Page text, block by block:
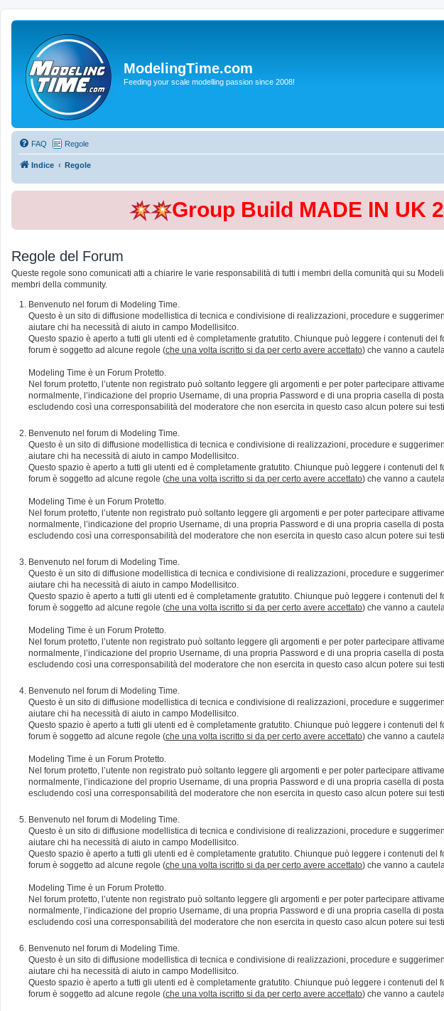
ModelingTime.com
Feeding your scale modelling passion since 2008!
FAQ Regole
Indice Regole
Group Build MADE IN UK
Regole del Forum
Queste regole sono comunicati atti a chiarire le varie responsabilità di tutti i membri della comunità qui su
membri della community.
Benvenuto nel forum di Modeling Time.
Questo è un sito di diffusione modellistica di tecnica e condivisione di realizzazioni, procedure e
aiutare chi ha necessità di aiuto in campo Modellisitco.
Questo spazio è aperto a tutti gli utenti ed è completamente gratutito. Chiunque può leggere i contenuti
forum è soggetto ad alcune regole (che una volta iscritto si da per certo avere accettato) che vanno a
Modeling Time è un Forum Protetto.
Nel forum protetto, l’utente non registrato può soltanto leggere gli argomenti e per poter partecipare
normalmente, l’indicazione del proprio Username, di una propria Password e di una propria casella di
escludendo così una corresponsabilità del moderatore che non esercita in questo caso alcun potere sui
Benvenuto nel forum di Modeling Time.
Questo è un sito di diffusione modellistica di tecnica e condivisione di realizzazioni, procedure e
aiutare chi ha necessità di aiuto in campo Modellisitco.
Questo spazio è aperto a tutti gli utenti ed è completamente gratutito. Chiunque può leggere i contenuti
forum è soggetto ad alcune regole (che una volta iscritto si da per certo avere accettato) che vanno a
Modeling Time è un Forum Protetto.
Nel forum protetto, l’utente non registrato può soltanto leggere gli argomenti e per poter partecipare
normalmente, l’indicazione del proprio Username, di una propria Password e di una propria casella di
escludendo così una corresponsabilità del moderatore che non esercita in questo caso alcun potere sui
Benvenuto nel forum di Modeling Time.
Questo è un sito di diffusione modellistica di tecnica e condivisione di realizzazioni, procedure e
aiutare chi ha necessità di aiuto in campo Modellisitco.
Questo spazio è aperto a tutti gli utenti ed è completamente gratutito. Chiunque può leggere i contenuti
forum è soggetto ad alcune regole (che una volta iscritto si da per certo avere accettato) che vanno a
Modeling Time è un Forum Protetto.
Nel forum protetto, l’utente non registrato può soltanto leggere gli argomenti e per poter partecipare
normalmente, l’indicazione del proprio Username, di una propria Password e di una propria casella di
escludendo così una corresponsabilità del moderatore che non esercita in questo caso alcun potere sui
Benvenuto nel forum di Modeling Time.
Questo è un sito di diffusione modellistica di tecnica e condivisione di realizzazioni, procedure e
aiutare chi ha necessità di aiuto in campo Modellisitco.
Questo spazio è aperto a tutti gli utenti ed è completamente gratutito. Chiunque può leggere i contenuti
forum è soggetto ad alcune regole (che una volta iscritto si da per certo avere accettato) che vanno a
Modeling Time è un Forum Protetto.
Nel forum protetto, l’utente non registrato può soltanto leggere gli argomenti e per poter partecipare
normalmente, l’indicazione del proprio Username, di una propria Password e di una propria casella di
escludendo così una corresponsabilità del moderatore che non esercita in questo caso alcun potere sui
Benvenuto nel forum di Modeling Time.
Questo è un sito di diffusione modellistica di tecnica e condivisione di realizzazioni, procedure e
aiutare chi ha necessità di aiuto in campo Modellisitco.
Questo spazio è aperto a tutti gli utenti ed è completamente gratutito. Chiunque può leggere i contenuti
forum è soggetto ad alcune regole (che una volta iscritto si da per certo avere accettato) che vanno a
Modeling Time è un Forum Protetto.
Nel forum protetto, l’utente non registrato può soltanto leggere gli argomenti e per poter partecipare
normalmente, l’indicazione del proprio Username, di una propria Password e di una propria casella di
escludendo così una corresponsabilità del moderatore che non esercita in questo caso alcun potere sui
Benvenuto nel forum di Modeling Time.
Questo è un sito di diffusione modellistica di tecnica e condivisione di realizzazioni, procedure e
aiutare chi ha necessità di aiuto in campo Modellisitco.
Questo spazio è aperto a tutti gli utenti ed è completamente gratutito. Chiunque può leggere i contenuti
forum è soggetto ad alcune regole (che una volta iscritto si da per certo avere accettato) che vanno a